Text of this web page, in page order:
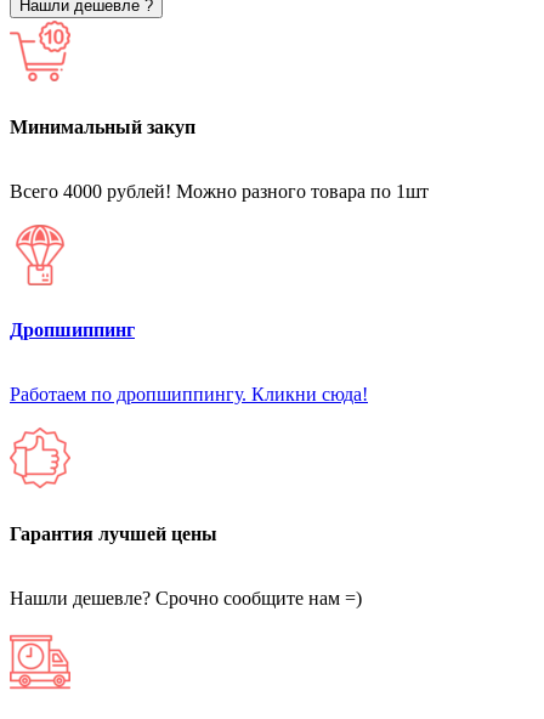
Нашли дешевле ?
Минимальный закуп
Всего 4000 рублей! Можно разного товара по 1шт
Дропшиппинг
Работаем по дропшиппингу. Кликни сюда!
Гарантия лучшей цены
Нашли дешевле? Срочно сообщите нам =)